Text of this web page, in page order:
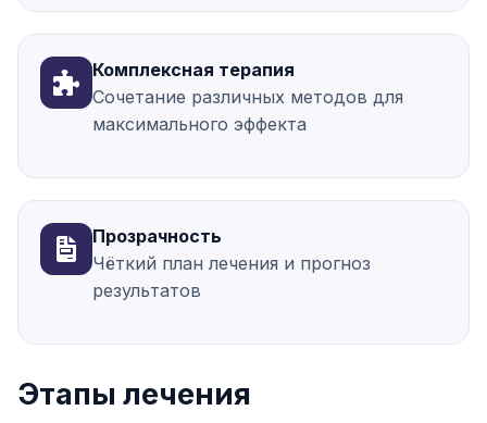
Комплексная терапия
Сочетание различных методов для
максимального эффекта
Прозрачность
Чёткий план лечения и прогноз
результатов
Этапы лечения